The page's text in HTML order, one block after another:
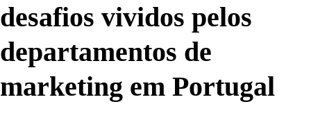
desafios vividos pelos
departamentos de
marketing em Portugal